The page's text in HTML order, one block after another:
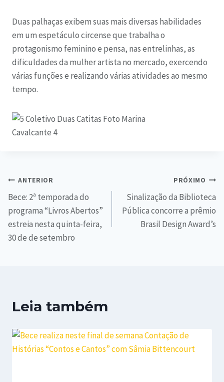
Duas palhaças exibem suas mais diversas habilidades
em um espetáculo circense que trabalha o
protagonismo feminino e pensa, nas entrelinhas, as
dificuldades da mulher artista no mercado, exercendo
várias funções e realizando várias atividades ao mesmo
tempo.
ANTERIOR
Bece: 2ª temporada do
programa “Livros Abertos”
estreia nesta quinta-feira,
30 de de setembro
PRÓXIMO
Sinalização da Biblioteca
Pública concorre a prêmio
Brasil Design Award’s
Leia também